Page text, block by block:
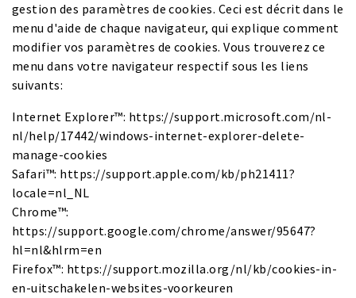
gestion des paramètres de cookies. Ceci est décrit dans le
menu d'aide de chaque navigateur, qui explique comment
modifier vos paramètres de cookies. Vous trouverez ce
menu dans votre navigateur respectif sous les liens
suivants:
Internet Explorer™: https://support.microsoft.com/nl-
nl/help/17442/windows-internet-explorer-delete-
manage-cookies
Safari™: https://support.apple.com/kb/ph21411?
locale=nl_NL
Chrome™:
https://support.google.com/chrome/answer/95647?
hl=nl&hlrm=en
Firefox™: https://support.mozilla.org/nl/kb/cookies-in-
en-uitschakelen-websites-voorkeuren